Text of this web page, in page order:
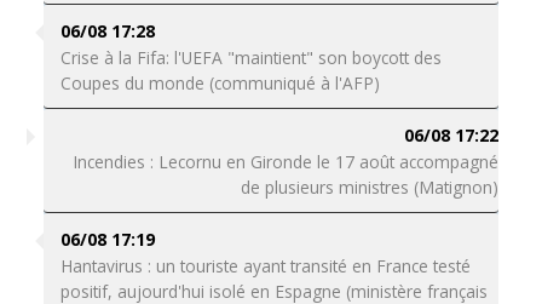
06/08 17:28
Crise à la Fifa: l'UEFA "maintient" son boycott des
Coupes du monde (communiqué à l'AFP)
06/08 17:22
Incendies : Lecornu en Gironde le 17 août accompagné
de plusieurs ministres (Matignon)
06/08 17:19
Hantavirus : un touriste ayant transité en France testé
positif, aujourd'hui isolé en Espagne (ministère français